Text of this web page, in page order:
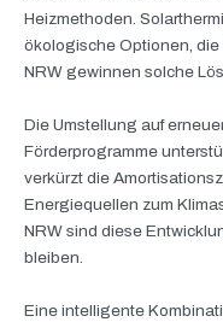
Heizmethoden.
ökologische Optionen,
NRW gewinnen solche
Die Umstellung auf
Förderprogramme
verkürzt die
Energiequellen zum
NRW sind diese
bleiben.
Eine intelligente